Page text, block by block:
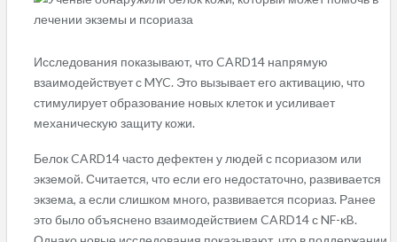
Исследования показывают, что CARD14 напрямую
взаимодействует с MYC. Это вызывает его активацию, что
стимулирует образование новых клеток и усиливает
механическую защиту кожи.
Белок CARD14 часто дефектен у людей с псориазом или
экземой. Считается, что если его недостаточно, развивается
экзема, а если слишком много, развивается псориаз. Ранее
это было объяснено взаимодействием CARD14 с NF-κB.